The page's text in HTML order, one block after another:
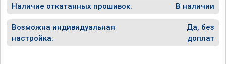
Наличие откатанных прошивок: В наличии
Возможна индивидуальная
настройка:
Да, без
доплат